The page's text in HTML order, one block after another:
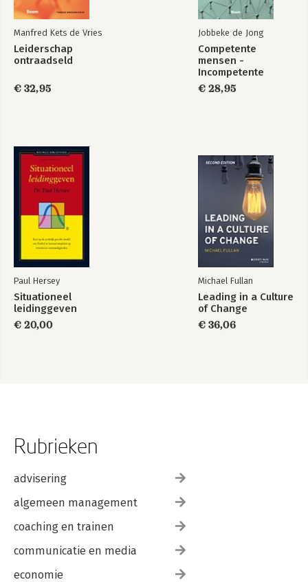
Manfred Kets de Vries
Leiderschap
ontraadseld
€ 32,95
Jobbeke de Jong
Competente
mensen -
Incompetente
teams
€ 28,95
Paul Hersey
Situationeel
leidinggeven
€ 20,00
Michael Fullan
Leading in a Culture
of Change
€ 36,06
Rubrieken
advisering
algemeen management
coaching en trainen
communicatie en media
economie